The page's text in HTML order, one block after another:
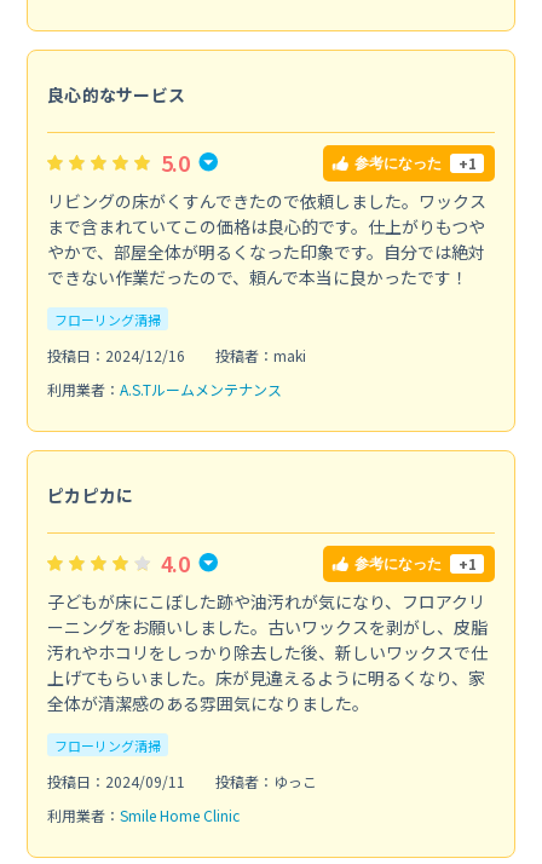
良心的なサービス
5.0 参考になった +1
リビングの床がくすんできたので依頼しました。ワックス
まで含まれていてこの価格は良心的です。仕上がりもつや
やかで、部屋全体が明るくなった印象です。自分では絶対
できない作業だったので、頼んで本当に良かったです！
フローリング清掃
投稿日：2024/12/16
投稿者：maki
利用業者： A.S.Tルームメンテナンス
ピカピカに
4.0 参考になった +1
子どもが床にこぼした跡や油汚れが気になり、フロアクリ
ーニングをお願いしました。古いワックスを剥がし、皮脂
汚れやホコリをしっかり除去した後、新しいワックスで仕
上げてもらいました。床が見違えるように明るくなり、家
全体が清潔感のある雰囲気になりました。
フローリング清掃
投稿日：2024/09/11
投稿者：ゆっこ
利用業者： Smile Home Clinic